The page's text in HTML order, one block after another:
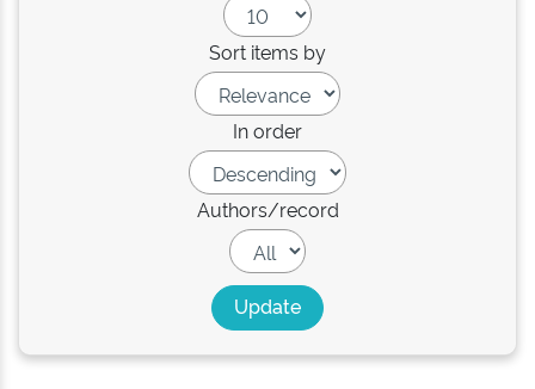
Sort items by
In order
Authors/record